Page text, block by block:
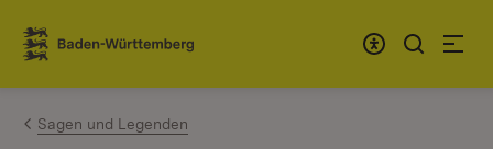
Zum Inhalt springen
Link zur Startseite
Sagen und Legenden